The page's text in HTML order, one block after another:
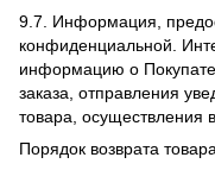
9.7. Информация,
конфиденциальной.
информацию о
заказа, отправления
товара, осуществления
Порядок возврата